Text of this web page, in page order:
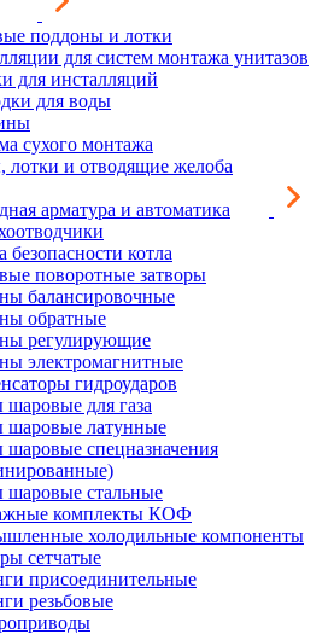
поддоны и лотки
для систем монтажа унитазов
для инсталляций
для воды
сухого монтажа
лотки и отводящие желоба
арматура и автоматика
безопасности котла
поворотные затворы
балансировочные
обратные
регулирующие
электромагнитные
гидроударов
для газа
шаровые латунные
спецназначения
шаровые стальные
комплекты КОФ
холодильные компоненты
сетчатые
присоединительные
резьбовые